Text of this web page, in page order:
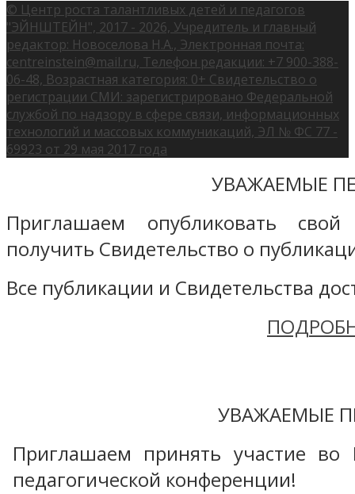
© Центр роста талантливых детей и педагогов
"ЭЙНШТЕЙН", 2017 - 2026, Учредитель и главный
редактор: Новоселова Н.А., Электронная почта:
centreinstein@mail.ru, Телефон редакции: +7 900-388-
06-48, Возрастная категория: 0+ Свидетельство о
регистрации СМИ: зарегистрировано Федеральной
службой по надзору в сфере связи, информационных
технологий и массовых коммуникаций, ЭЛ № ФС 77 -
69923 от 29 мая 2017 года
УВАЖАЕМЫЕ
Приглашаем опубликовать
получить Свидетельство о
Все публикации и Свидетельства
УВАЖАЕМЫЕ
Приглашаем принять участие во
педагогической конференции!